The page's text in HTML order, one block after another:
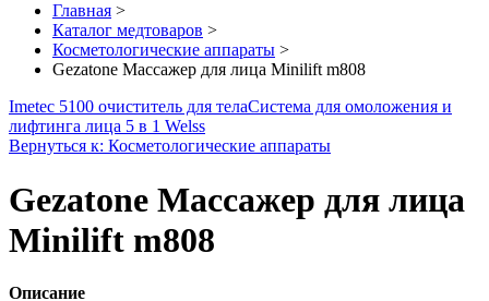
Главная >
Каталог медтоваров >
Косметологические аппараты >
Gezatone Массажер для лица Minilift m808
Imetec 5100 очиститель для телаСистема для омоложения и
лифтинга лица 5 в 1 Welss
Вернуться к: Косметологические аппараты
Gezatone Массажер для лица
Minilift m808
Описание